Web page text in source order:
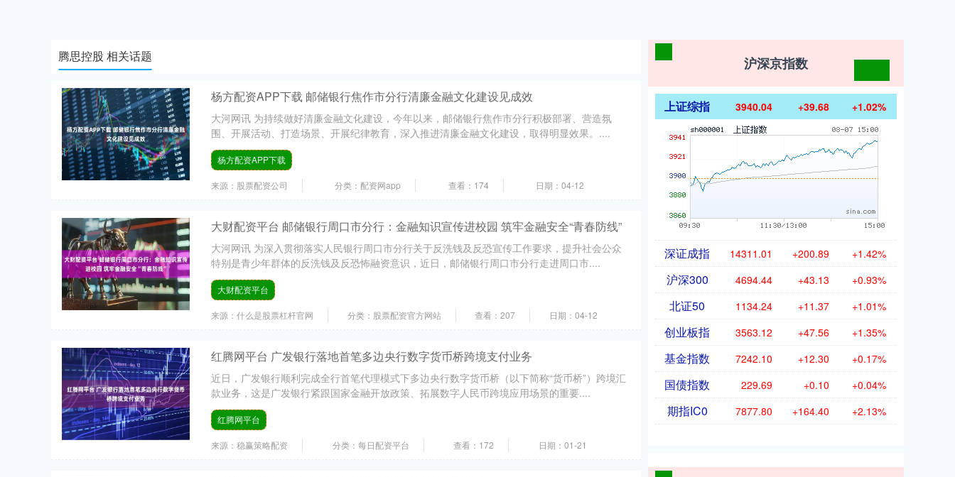
腾思控股 相关话题
杨方配资APP下载 邮储银行焦作市分行清廉金融文化建设见成效
大河网讯 为持续做好清廉金融文化建设，今年以来，邮储银行焦作市分行积极部署、营造氛
围、开展活动、打造场景、开展纪律教育，深入推进清廉金融文化建设，取得明显效果。....
杨方配资APP下载
来源：股票配资公司 分类：配资网app 查看：174 日期：04-12
大财配资平台 邮储银行周口市分行：金融知识宣传进校园 筑牢金融安全“青春防线”
大河网讯 为深入贯彻落实人民银行周口市分行关于反洗钱及反恐宣传工作要求，提升社会公众
特别是青少年群体的反洗钱及反恐怖融资意识，近日，邮储银行周口市分行走进周口市....
大财配资平台
来源：什么是股票杠杆官网 分类：股票配资官方网站 查看：207 日期：04-12
红腾网平台 广发银行落地首笔多边央行数字货币桥跨境支付业务
近日，广发银行顺利完成全行首笔代理模式下多边央行数字货币桥（以下简称“货币桥”）跨境汇
款业务，这是广发银行紧跟国家金融开放政策、拓展数字人民币跨境应用场景的重要....
红腾网平台
来源：稳赢策略配资 分类：每日配资平台 查看：172 日期：01-21
沪深京指数
上证综指 3940.04 +39.68 +1.02%
深证成指 14311.01 +200.89 +1.42%
沪深300 4694.44 +43.13 +0.93%
北证50 1134.24 +11.37 +1.01%
创业板指 3563.12 +47.56 +1.35%
基金指数 7242.10 +12.30 +0.17%
国债指数 229.69 +0.10 +0.04%
期指IC0 7877.80 +164.40 +2.13%